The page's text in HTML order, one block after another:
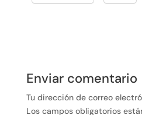
Enviar comentario
Tu dirección de correo
Los campos obligatorios